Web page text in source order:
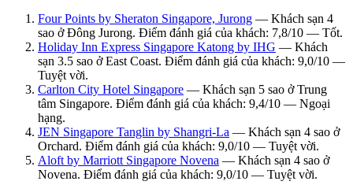
Four Points by Sheraton Singapore, Jurong — Khách sạn 4
sao ở Đông Jurong. Điểm đánh giá của khách: 7,8/10 — Tốt.
Holiday Inn Express Singapore Katong by IHG — Khách
sạn 3.5 sao ở East Coast. Điểm đánh giá của khách: 9,0/10 —
Tuyệt vời.
Carlton City Hotel Singapore — Khách sạn 5 sao ở Trung
tâm Singapore. Điểm đánh giá của khách: 9,4/10 — Ngoại
hạng.
JEN Singapore Tanglin by Shangri-La — Khách sạn 4 sao ở
Orchard. Điểm đánh giá của khách: 9,0/10 — Tuyệt vời.
Aloft by Marriott Singapore Novena — Khách sạn 4 sao ở
Novena. Điểm đánh giá của khách: 9,0/10 — Tuyệt vời.